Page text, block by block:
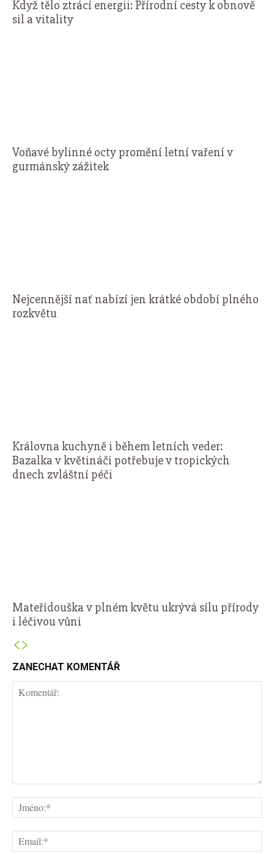
Když tělo ztrácí energii: Přírodní cesty k obnově
sil a vitality
Voňavé bylinné octy promění letní vaření v
gurmánský zážitek
Nejcennější nať nabízí jen krátké období plného
rozkvětu
Královna kuchyně i během letních veder:
Bazalka v květináči potřebuje v tropických
dnech zvláštní péči
Mateřídouška v plném květu ukrývá sílu přírody
i léčivou vůni
ZANECHAT KOMENTÁŘ